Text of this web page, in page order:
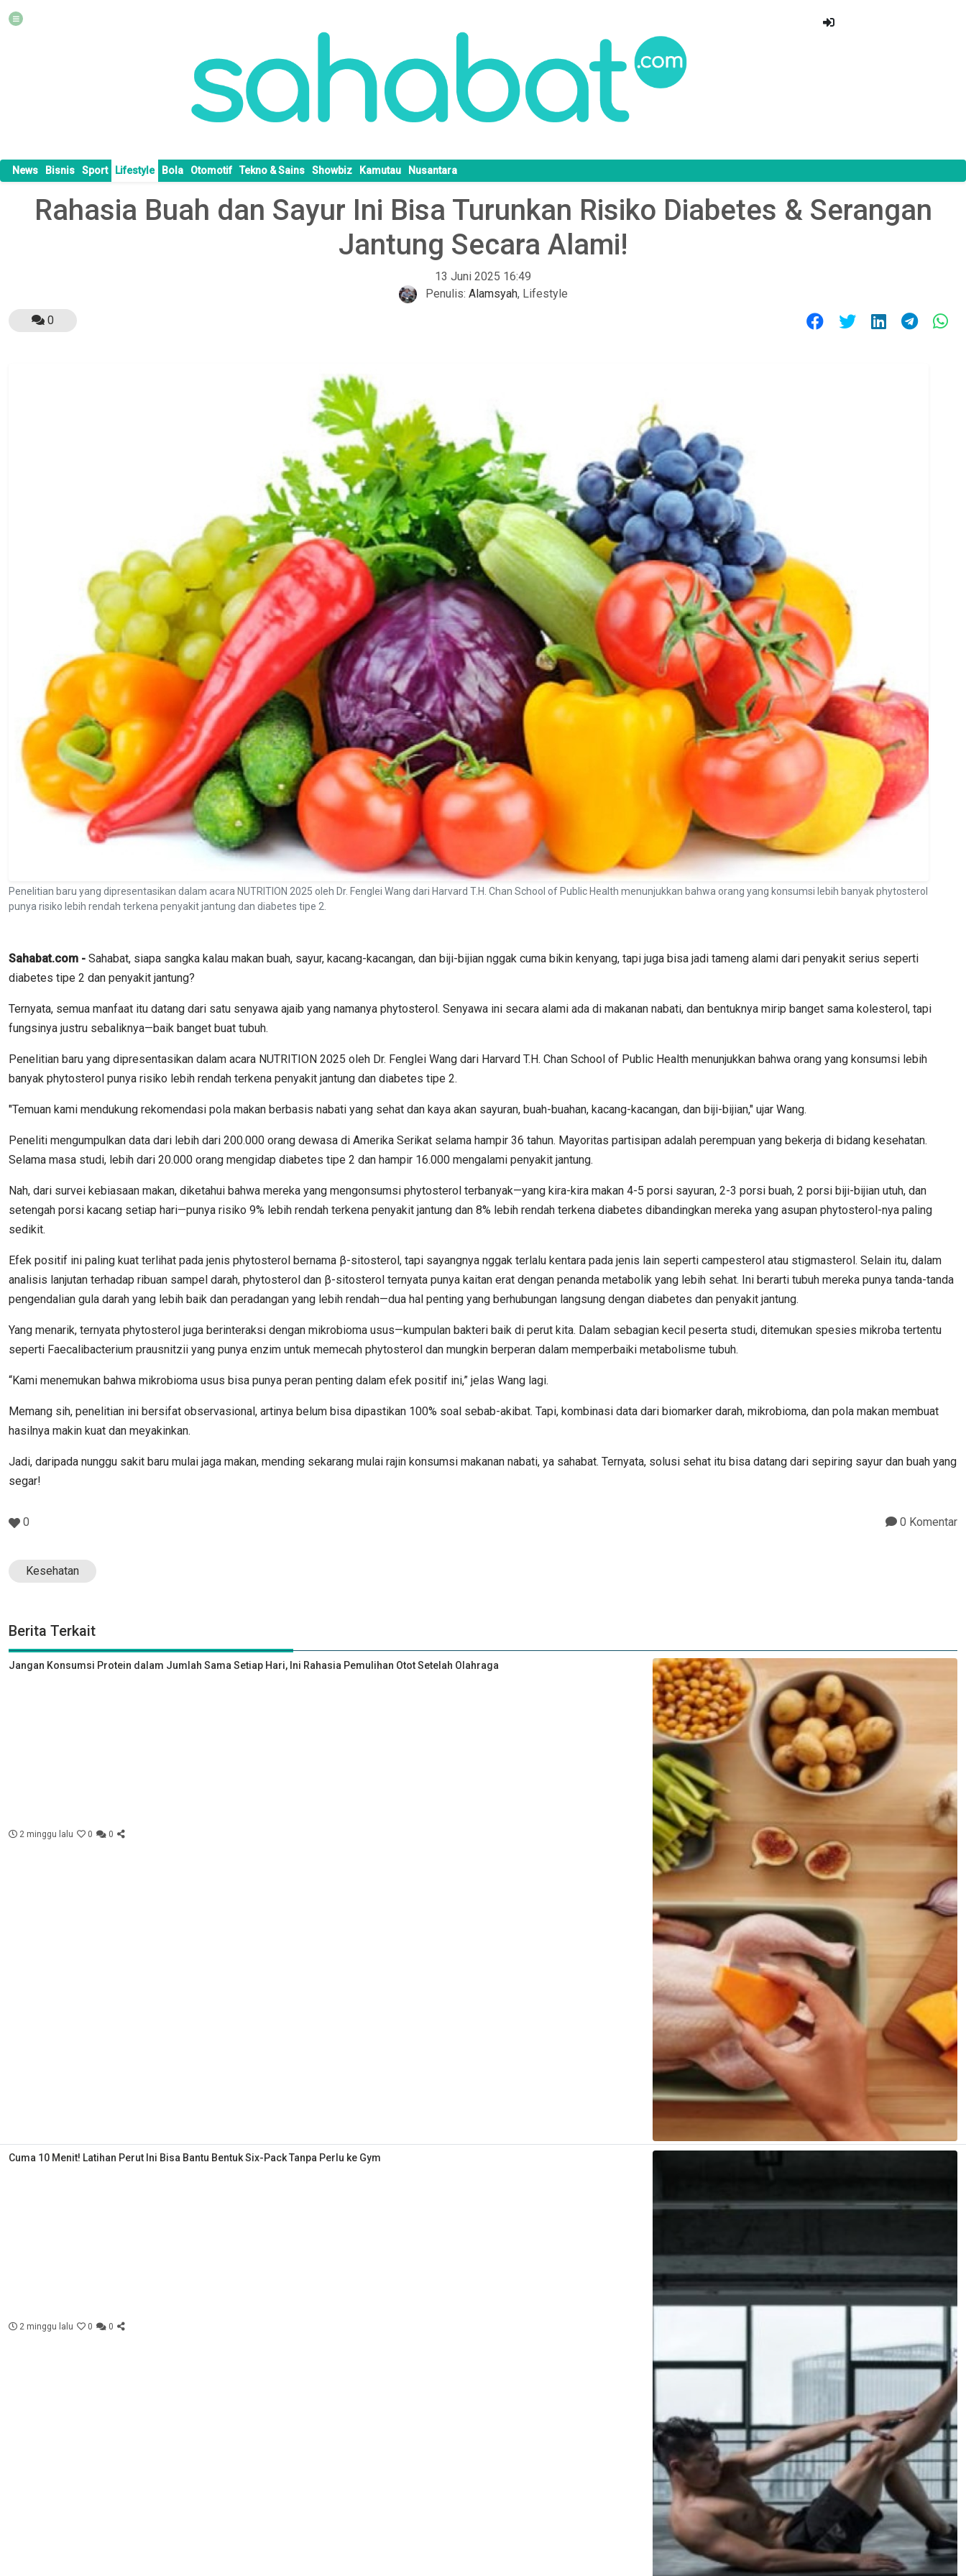
News Bisnis Sport Lifestyle Bola Otomotif Tekno & Sains Showbiz Kamutau Nusantara
Rahasia Buah dan Sayur Ini Bisa Turunkan Risiko Diabetes & Serangan
Jantung Secara Alami!
13 Juni 2025 16:49
Penulis: Alamsyah, Lifestyle
0
Penelitian baru yang dipresentasikan dalam acara NUTRITION 2025 oleh Dr. Fenglei Wang dari Harvard T.H. Chan School of Public Health menunjukkan bahwa orang yang konsumsi lebih banyak phytosterol
punya risiko lebih rendah terkena penyakit jantung dan diabetes tipe 2.
Sahabat.com - Sahabat, siapa sangka kalau makan buah, sayur, kacang-kacangan, dan biji-bijian nggak cuma bikin kenyang, tapi juga bisa jadi tameng alami dari penyakit serius seperti
diabetes tipe 2 dan penyakit jantung?
Ternyata, semua manfaat itu datang dari satu senyawa ajaib yang namanya phytosterol. Senyawa ini secara alami ada di makanan nabati, dan bentuknya mirip banget sama kolesterol, tapi
fungsinya justru sebaliknya—baik banget buat tubuh.
Penelitian baru yang dipresentasikan dalam acara NUTRITION 2025 oleh Dr. Fenglei Wang dari Harvard T.H. Chan School of Public Health menunjukkan bahwa orang yang konsumsi lebih
banyak phytosterol punya risiko lebih rendah terkena penyakit jantung dan diabetes tipe 2.
"Temuan kami mendukung rekomendasi pola makan berbasis nabati yang sehat dan kaya akan sayuran, buah-buahan, kacang-kacangan, dan biji-bijian," ujar Wang.
Peneliti mengumpulkan data dari lebih dari 200.000 orang dewasa di Amerika Serikat selama hampir 36 tahun. Mayoritas partisipan adalah perempuan yang bekerja di bidang kesehatan.
Selama masa studi, lebih dari 20.000 orang mengidap diabetes tipe 2 dan hampir 16.000 mengalami penyakit jantung.
Nah, dari survei kebiasaan makan, diketahui bahwa mereka yang mengonsumsi phytosterol terbanyak—yang kira-kira makan 4-5 porsi sayuran, 2-3 porsi buah, 2 porsi biji-bijian utuh, dan
setengah porsi kacang setiap hari—punya risiko 9% lebih rendah terkena penyakit jantung dan 8% lebih rendah terkena diabetes dibandingkan mereka yang asupan phytosterol-nya paling
sedikit.
Efek positif ini paling kuat terlihat pada jenis phytosterol bernama β-sitosterol, tapi sayangnya nggak terlalu kentara pada jenis lain seperti campesterol atau stigmasterol. Selain itu, dalam
analisis lanjutan terhadap ribuan sampel darah, phytosterol dan β-sitosterol ternyata punya kaitan erat dengan penanda metabolik yang lebih sehat. Ini berarti tubuh mereka punya tanda-tanda
pengendalian gula darah yang lebih baik dan peradangan yang lebih rendah—dua hal penting yang berhubungan langsung dengan diabetes dan penyakit jantung.
Yang menarik, ternyata phytosterol juga berinteraksi dengan mikrobioma usus—kumpulan bakteri baik di perut kita. Dalam sebagian kecil peserta studi, ditemukan spesies mikroba tertentu
seperti Faecalibacterium prausnitzii yang punya enzim untuk memecah phytosterol dan mungkin berperan dalam memperbaiki metabolisme tubuh.
“Kami menemukan bahwa mikrobioma usus bisa punya peran penting dalam efek positif ini,” jelas Wang lagi.
Memang sih, penelitian ini bersifat observasional, artinya belum bisa dipastikan 100% soal sebab-akibat. Tapi, kombinasi data dari biomarker darah, mikrobioma, dan pola makan membuat
hasilnya makin kuat dan meyakinkan.
Jadi, daripada nunggu sakit baru mulai jaga makan, mending sekarang mulai rajin konsumsi makanan nabati, ya sahabat. Ternyata, solusi sehat itu bisa datang dari sepiring sayur dan buah yang
segar!
0 0 Komentar
Kesehatan
Berita Terkait
Jangan Konsumsi Protein dalam Jumlah Sama Setiap Hari, Ini Rahasia Pemulihan Otot Setelah Olahraga
2 minggu lalu 0 0
Cuma 10 Menit! Latihan Perut Ini Bisa Bantu Bentuk Six-Pack Tanpa Perlu ke Gym
2 minggu lalu 0 0